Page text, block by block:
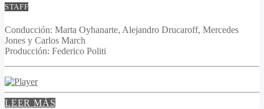
STAFF
Conducción: Marta Oyhanarte, Alejandro Drucaroff, Mercedes
Jones y Carlos March
Producción: Federico Politi
LEER MÁS